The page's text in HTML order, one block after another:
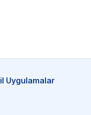
Uygulamalar